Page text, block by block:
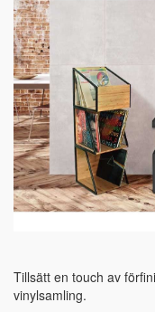
Tillsätt en touch av
vinylsamling.